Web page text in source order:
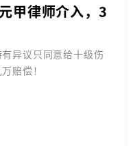
甲律师介入，3
异议只同意给十级伤
赔偿！